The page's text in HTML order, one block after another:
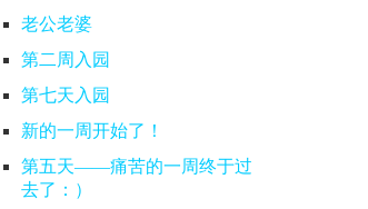
老公老婆
第二周入园
第七天入园
新的一周开始了！
第五天——痛苦的一周终于过
去了：）